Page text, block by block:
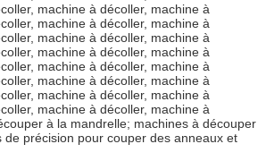
machine à décoller, machine à
machine à décoller, machine à
machine à décoller, machine à
machine à décoller, machine à
machine à décoller, machine à
machine à décoller, machine à
machine à décoller, machine à
machine à décoller, machine à
à la mandrelle; machines à découper
de précision pour couper des anneaux et